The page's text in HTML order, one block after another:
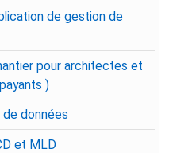
de gestion de
pour architectes et
)
données
et MLD